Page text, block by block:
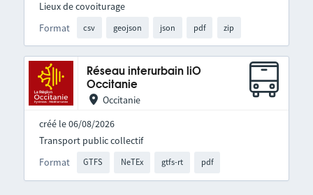
Format csv geojson json pdf zip
Lieux de covoiturage
Réseau interurbain liO
Occitanie
Occitanie
créé le 06/08/2026
Format GTFS NeTEx gtfs-rt pdf
Transport public collectif